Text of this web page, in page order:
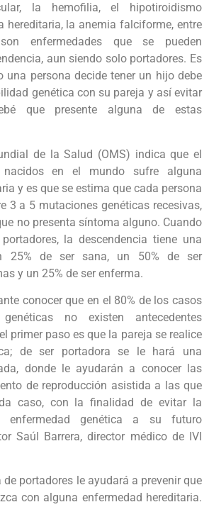
la hemofilia, el hipotiroidismo
hereditaria, la anemia falciforme, entre
enfermedades que se pueden
aun siendo solo portadores. Es
una persona decide tener un hijo debe
genética con su pareja y así evitar
que presente alguna de estas
de la Salud (OMS) indica que el
en el mundo sufre alguna
y es que se estima que cada persona
3 a 5 mutaciones genéticas recesivas,
no presenta síntoma alguno. Cuando
la descendencia tiene una
25% de ser sana, un 50% de ser
y un 25% de ser enferma.
conocer que en el 80% de los casos
no existen antecedentes
primer paso es que la pareja se realice
de ser portadora se le hará una
donde le ayudarán a conocer las
de reproducción asistida a las que
caso, con la finalidad de evitar la
enfermedad genética a su futuro
Saúl Barrera, director médico de IVI
de portadores le ayudará a prevenir que
con alguna enfermedad hereditaria.